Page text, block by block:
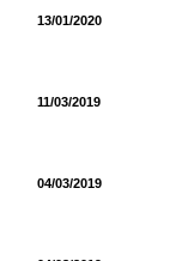
13/01/2020
11/03/2019
04/03/2019